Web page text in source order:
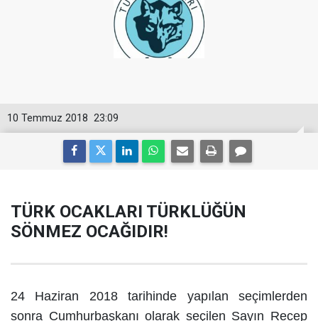
23:09
10 Temmuz 2018
TÜRK OCAKLARI TÜRKLÜĞÜN
SÖNMEZ OCAĞIDIR!
24 Haziran 2018 tarihinde yapılan seçimlerden
sonra Cumhurbaşkanı olarak seçilen Sayın Recep